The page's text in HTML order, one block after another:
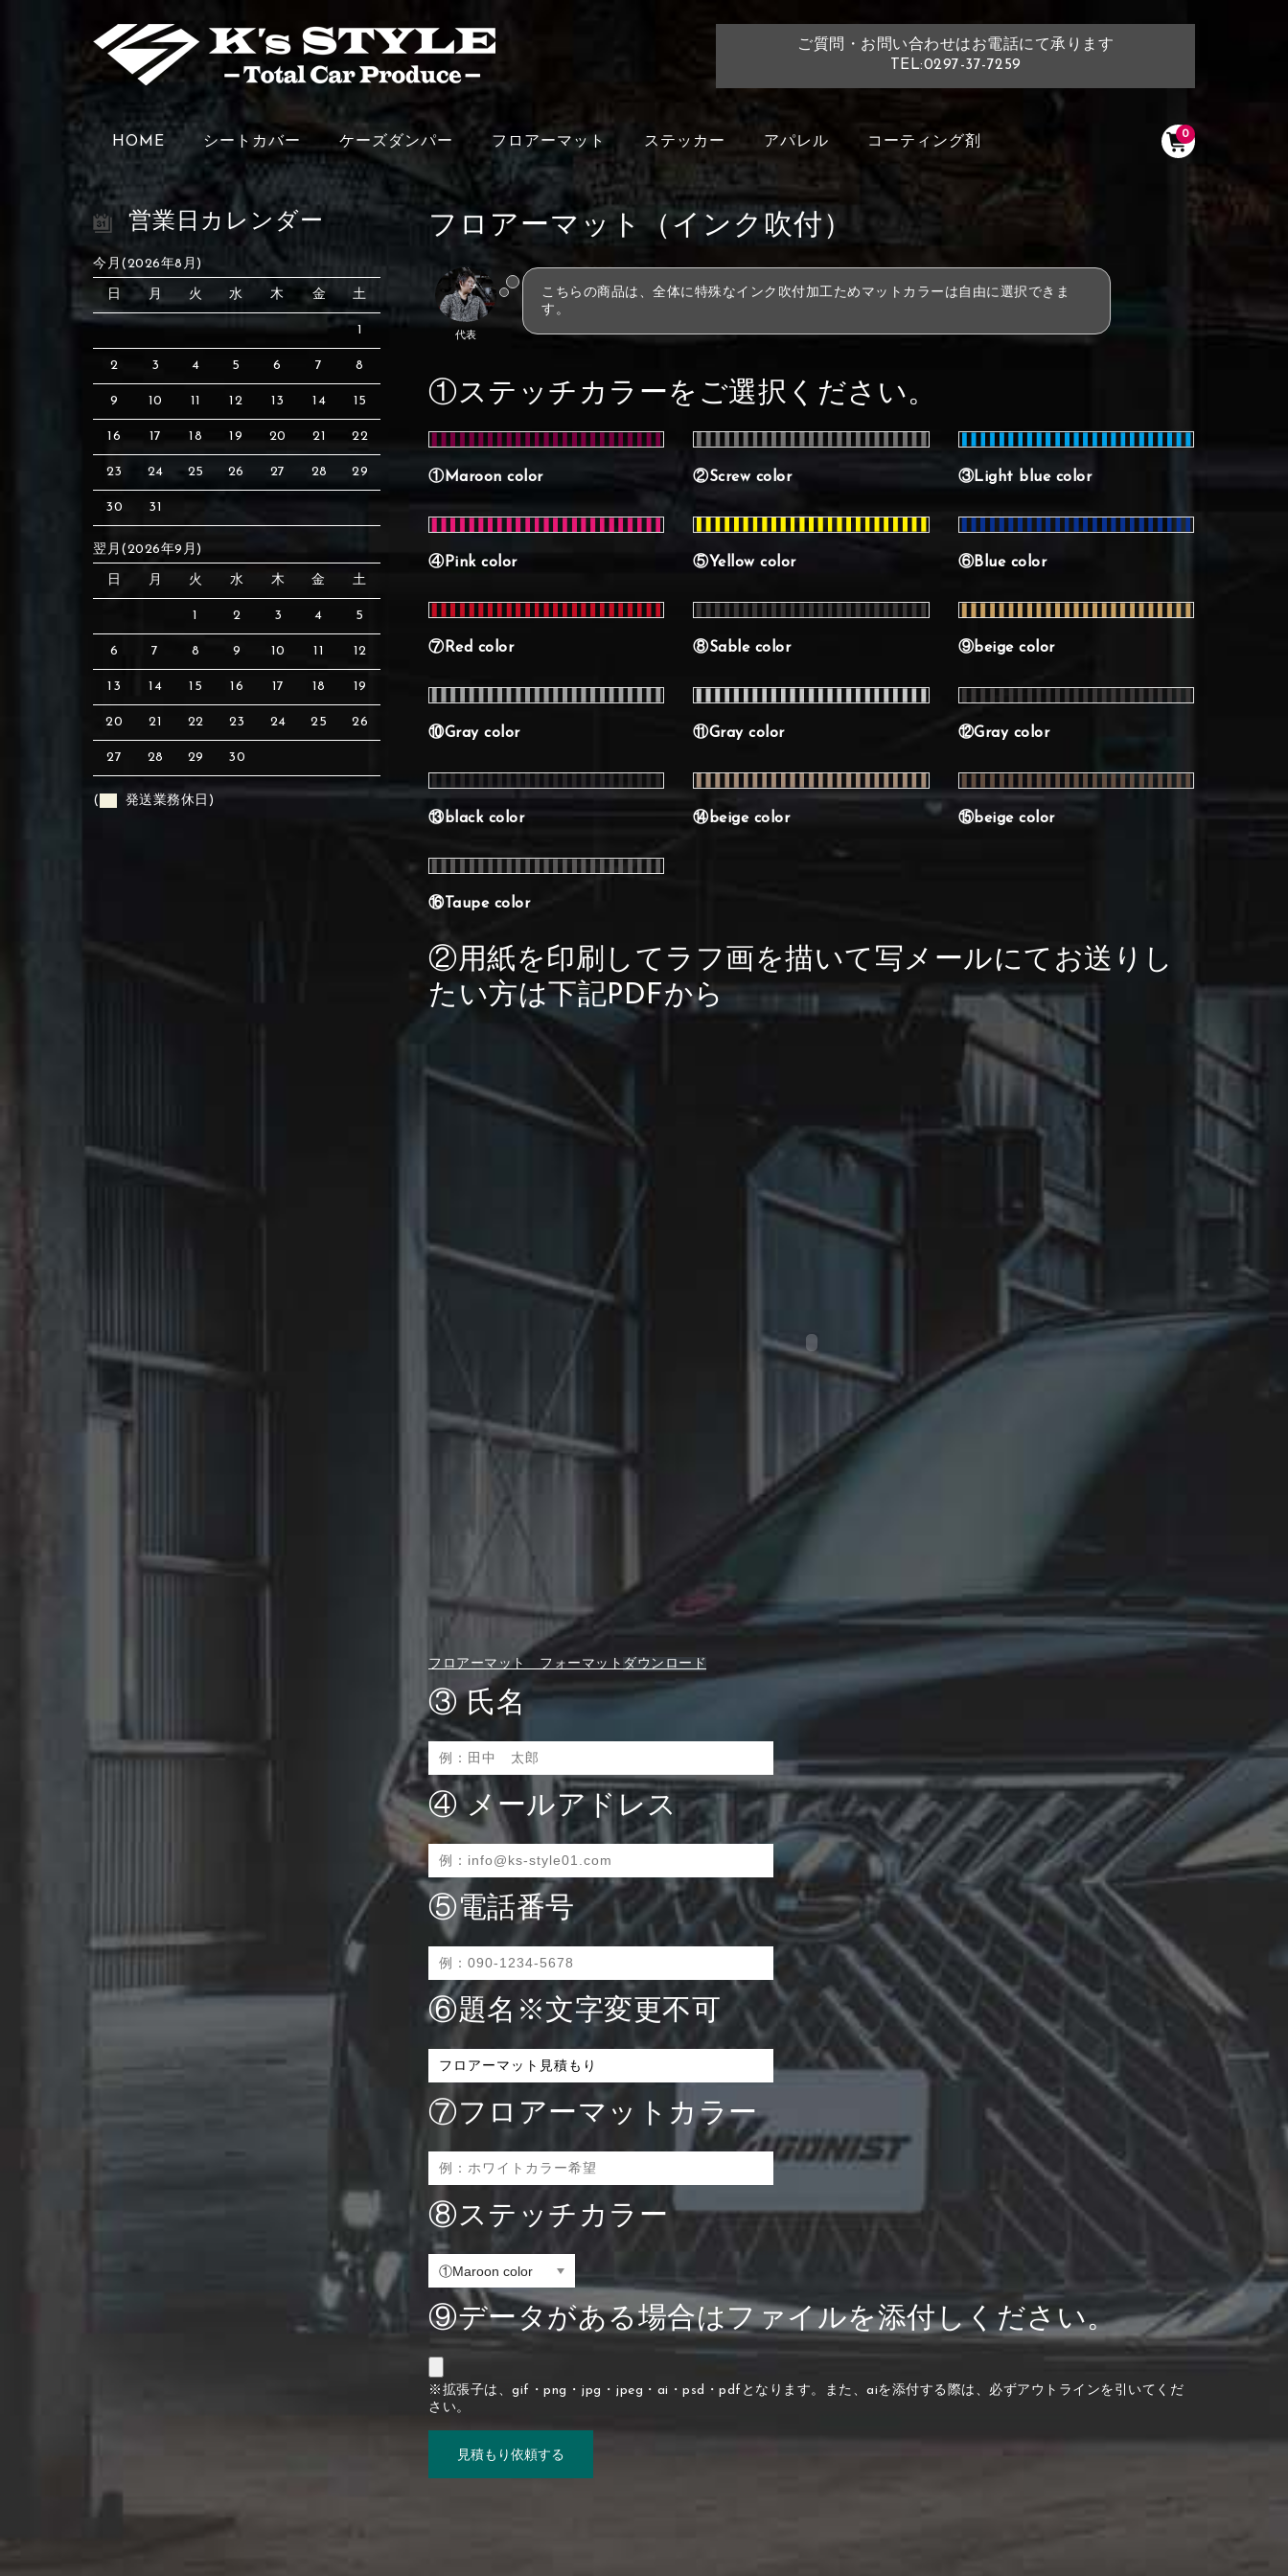
ご質問・お問い合わせはお電話にて承ります
TEL:0297-37-7259
0
HOME シートカバー ケーズダンパー フロアーマット ステッカー アパレル コーティング剤
フロアーマット（インク吹付）
代表
こちらの商品は、全体に特殊なインク吹付加工ためマットカラーは自由に選択できま
す。
①ステッチカラーをご選択ください。
①Maroon color ②Screw color ③Light blue color
④Pink color ⑤Yellow color ⑥Blue color
⑦Red color ⑧Sable color ⑨beige color
⑩Gray color ⑪Gray color ⑫Gray color
⑬black color ⑭beige color ⑮beige color
⑯Taupe color
②用紙を印刷してラフ画を描いて写メールにてお送りし
たい方は下記PDFから
フロアーマット フォーマット ダウンロード
③ 氏名
④ メールアドレス
⑤電話番号
⑥題名※文字変更不可
⑦フロアーマットカラー
⑧ステッチカラー
⑨データがある場合はファイルを添付しください。
※拡張子は、gif・png・jpg・jpeg・ai・psd・pdfとなります。また、aiを添付する際は、必ずアウトラインを引いてくだ
さい。
営業日カレンダー
今月(2026年8月)
日 月 火 水 木 金 土
1
2 3 4 5 6 7 8
9 10 11 12 13 14 15
16 17 18 19 20 21 22
23 24 25 26 27 28 29
30 31
翌月(2026年9月)
日 月 火 水 木 金 土
1 2 3 4 5
6 7 8 9 10 11 12
13 14 15 16 17 18 19
20 21 22 23 24 25 26
27 28 29 30
( 発送業務休日)